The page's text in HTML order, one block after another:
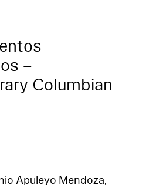
–
Columbian
Apuleyo Mendoza,